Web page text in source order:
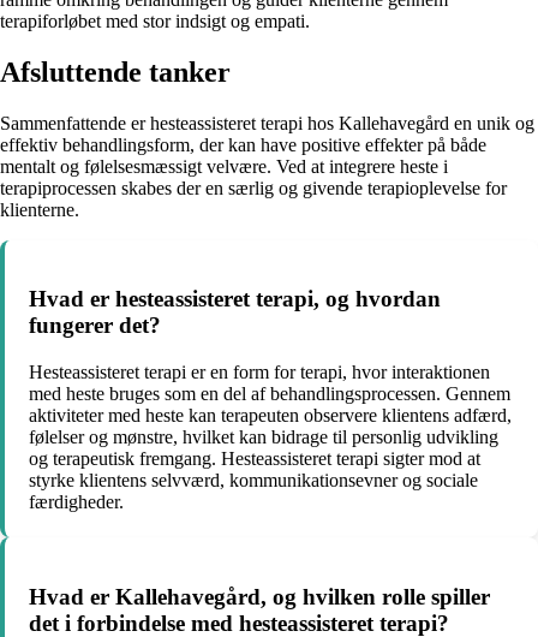
terapiforløbet med stor indsigt og empati.
Afsluttende tanker
Sammenfattende er hesteassisteret terapi hos Kallehavegård en unik og
effektiv behandlingsform, der kan have positive effekter på både
mentalt og følelsesmæssigt velvære. Ved at integrere heste i
terapiprocessen skabes der en særlig og givende terapioplevelse for
klienterne.
Hvad er hesteassisteret terapi, og hvordan
fungerer det?
Hesteassisteret terapi er en form for terapi, hvor interaktionen
med heste bruges som en del af behandlingsprocessen. Gennem
aktiviteter med heste kan terapeuten observere klientens adfærd,
følelser og mønstre, hvilket kan bidrage til personlig udvikling
og terapeutisk fremgang. Hesteassisteret terapi sigter mod at
styrke klientens selvværd, kommunikationsevner og sociale
færdigheder.
Hvad er Kallehavegård, og hvilken rolle spiller
det i forbindelse med hesteassisteret terapi?